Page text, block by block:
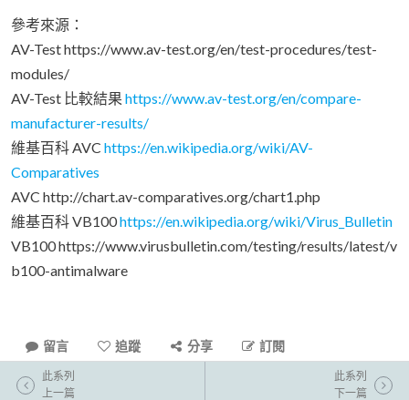
參考來源：
AV-Test https://www.av-test.org/en/test-procedures/test-
modules/
AV-Test 比較結果 https://www.av-test.org/en/compare-
manufacturer-results/
維基百科 AVC https://en.wikipedia.org/wiki/AV-
Comparatives
AVC http://chart.av-comparatives.org/chart1.php
維基百科 VB100https://en.wikipedia.org/wiki/Virus_Bulletin
VB100 https://www.virusbulletin.com/testing/results/latest/v
b100-antimalware
留言 追蹤 分享 訂閱
此系列
上一篇
此系列
下一篇